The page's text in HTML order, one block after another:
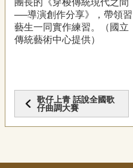
──導演創作分享》，帶領習
藝生一同實作練習。（國立
傳統藝術中心提供）
歌仔上青 話說全國歌
仔曲調大賽